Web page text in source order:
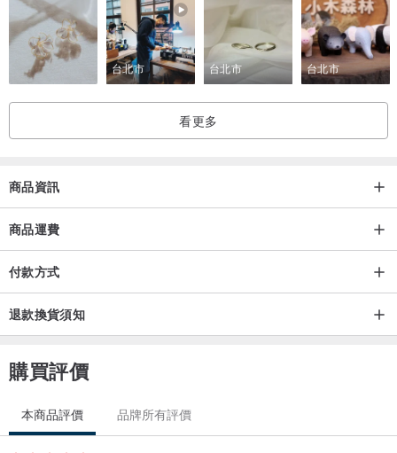
台北市 台北市 台北市
看更多
商品資訊
商品運費
付款方式
退款換貨須知
購買評價
本商品評價 品牌所有評價